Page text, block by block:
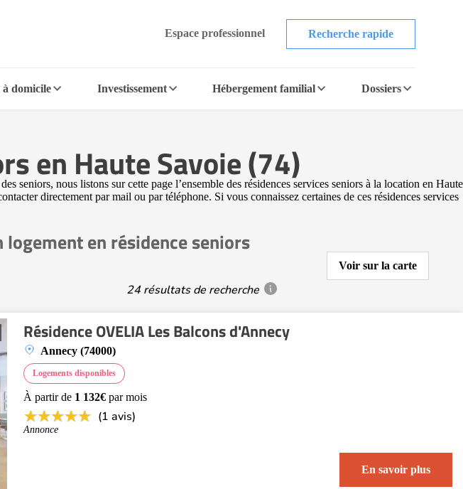
Espace professionnel Recherche rapide
domicile Investissement Hébergement familial Dossiers
en Haute Savoie (74)
seniors, nous listons sur cette page l’ensemble des résidences services seniors à la location en Haute
directement par mail ou par téléphone. Si vous connaissez certaines de ces résidences services
en résidence seniors
24 résultats de recherche
Voir sur la carte
Résidence OVELIA Les Balcons d'Annecy
Annecy (74000)
Logements disponibles
À partir de 1 132€ par mois
(1 avis)
Annonce
En savoir plus